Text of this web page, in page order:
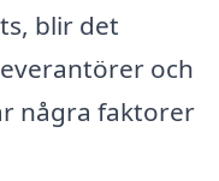
blir det
och
några faktorer